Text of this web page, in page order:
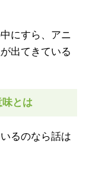
にすら、アニ
出てきている
味とは
るのなら話は